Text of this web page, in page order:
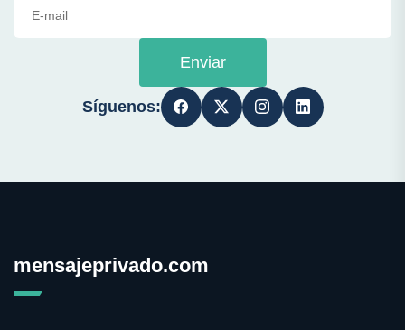
Enviar
Síguenos:
mensajeprivado.com